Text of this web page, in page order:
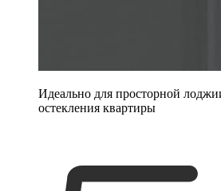
Идеально для просторной
остекления квартиры